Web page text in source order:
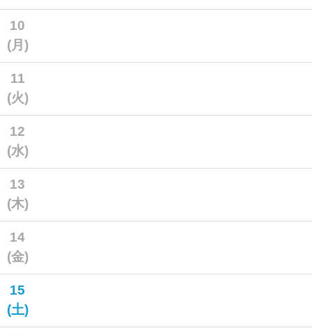
10
(月)
11
(火)
12
(水)
13
(木)
14
(金)
15
(土)